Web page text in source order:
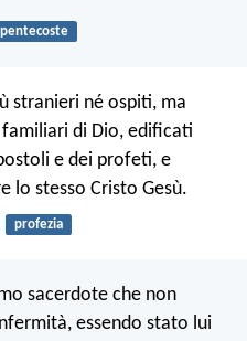
pentecoste
stranieri né ospiti, ma
di Dio, edificati
e dei profeti, e
lo stesso Cristo Gesù.
profezia
sacerdote che non
essendo stato lui